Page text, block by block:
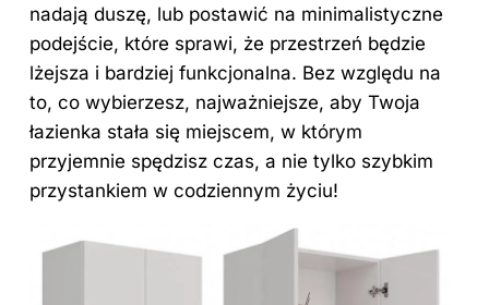
nadają duszę, lub postawić na minimalistyczne
podejście, które sprawi, że przestrzeń będzie
lżejsza i bardziej funkcjonalna. Bez względu na
to, co wybierzesz, najważniejsze, aby Twoja
łazienka stała się miejscem, w którym
przyjemnie spędzisz czas, a nie tylko szybkim
przystankiem w codziennym życiu!